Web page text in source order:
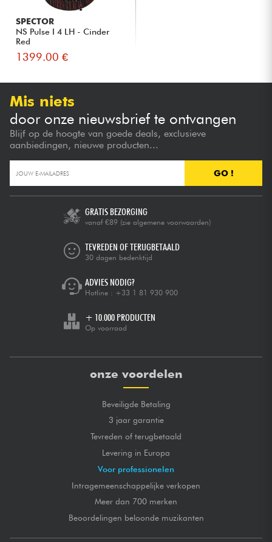
SPECTOR
NS Pulse I 4 LH - Cinder
Red
1399.00 €
Mis niets
door onze nieuwsbrief te ontvangen
Blijf op de hoogte van goede deals, exclusieve
aanbiedingen, nieuwe producten...
GO !
GRATIS BEZORGING
vanaf €89 (zie algemene voorwaarden)
TEVREDEN OF TERUGBETAALD
30 dagen bedenktijd
ADVIES NODIG?
Hotline : +33 1 81 930 900
+ 10.000 PRODUCTEN
Op voorraad
onze voordelen
Beveiligde Betaling
3 jaar garantie
Tevreden of terugbetaald
Levering in Europa
Voor professionelen
Intragemeenschappelijke verkopen
Meer dan 700 merken
Beoordelingen beloonde muzikanten